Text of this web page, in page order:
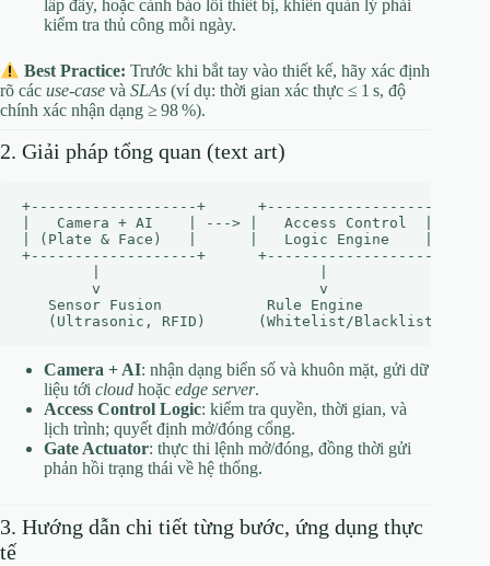
lấp đầy, hoặc cảnh báo lỗi thiết bị, khiến quản lý phải
kiểm tra thủ công mỗi ngày.
Best Practice: Trước khi bắt tay vào thiết kế, hãy xác định
rõ các use‑case và SLAs (ví dụ: thời gian xác thực ≤ 1 s, độ
chính xác nhận dạng ≥ 98 %).
2. Giải pháp tổng quan (text art)
+-------------------+      +-------------------+
|   Camera + AI    | ---> |   Access Control  | --->
| (Plate & Face)   |      |   Logic Engine    |
+-------------------+      +-------------------+
v                         v
Sensor Fusion            Rule Engine
Camera + AI: nhận dạng biển số và khuôn mặt, gửi dữ
liệu tới cloud hoặc edge server.
Access Control Logic: kiểm tra quyền, thời gian, và
lịch trình; quyết định mở/đóng cổng.
Gate Actuator: thực thi lệnh mở/đóng, đồng thời gửi
phản hồi trạng thái về hệ thống.
3. Hướng dẫn chi tiết từng bước, ứng dụng thực
tế